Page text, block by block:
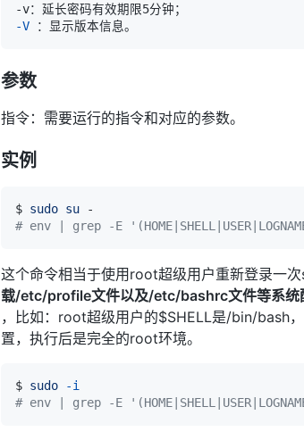
-V
参数
指令：需要运行的指令和对应的参数。
实例
$ sudo su
# env | grep -E
这个命令相当于使用root超级用户重新登录一
载/etc/profile文件以及/etc/bashrc文件等系统
，比如：root超级用户的$SHELL是/bin/bash
置，执行后是完全的root环境。
$ sudo
-i
# env | grep -E